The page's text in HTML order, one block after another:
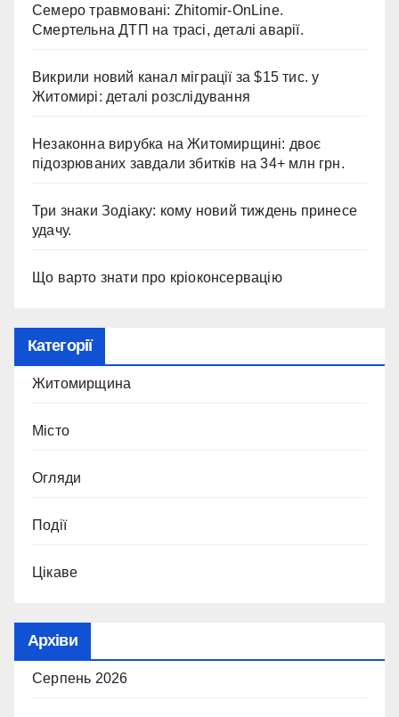
Семеро травмовані: Zhitomir-OnLine.
Смертельна ДТП на трасі, деталі аварії.
Викрили новий канал міграції за $15 тис. у
Житомирі: деталі розслідування
Незаконна вирубка на Житомирщині: двоє
підозрюваних завдали збитків на 34+ млн грн.
Три знаки Зодіаку: кому новий тиждень принесе
удачу.
Що варто знати про кріоконсервацію
Категорії
Житомирщина
Місто
Огляди
Події
Цікаве
Архіви
Серпень 2026